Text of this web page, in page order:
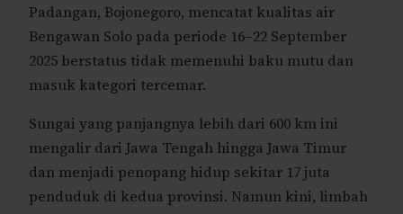
Padangan, Bojonegoro, mencatat kualitas air
Bengawan Solo pada periode 16–22 September
2025 berstatus tidak memenuhi baku mutu dan
masuk kategori tercemar.
Sungai yang panjangnya lebih dari 600 km ini
mengalir dari Jawa Tengah hingga Jawa Timur
dan menjadi penopang hidup sekitar 17 juta
penduduk di kedua provinsi. Namun kini, limbah